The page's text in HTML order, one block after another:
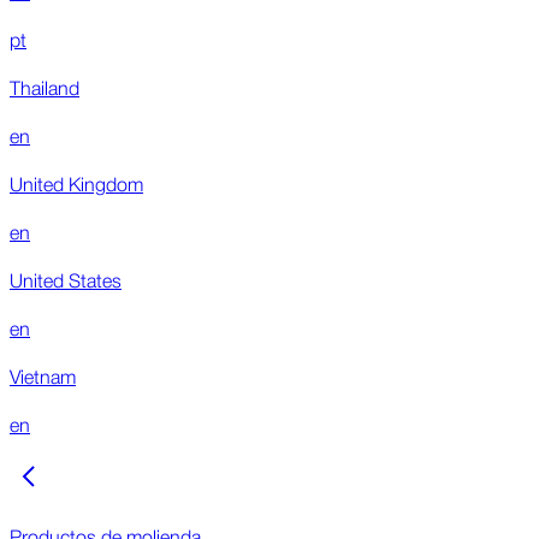
pt
Thailand
en
United Kingdom
en
United States
en
Vietnam
en